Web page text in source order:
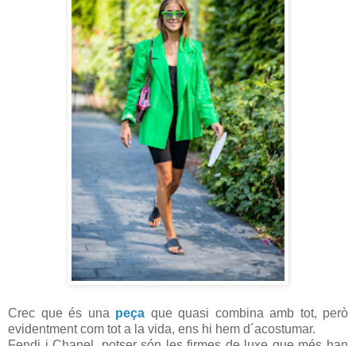
Crec que és una peça que quasi combina amb tot, però
evidentment com tot a la vida, ens hi hem d´acostumar.